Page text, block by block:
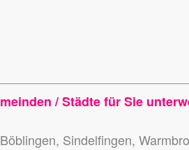
/ Städte für Sie
Sindelfingen,